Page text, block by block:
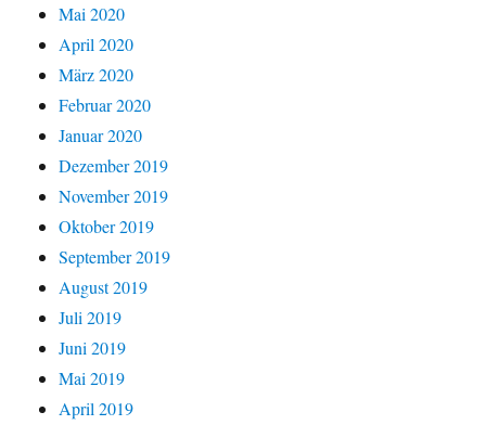
Mai 2020
April 2020
März 2020
Februar 2020
Januar 2020
Dezember 2019
November 2019
Oktober 2019
September 2019
August 2019
Juli 2019
Juni 2019
Mai 2019
April 2019